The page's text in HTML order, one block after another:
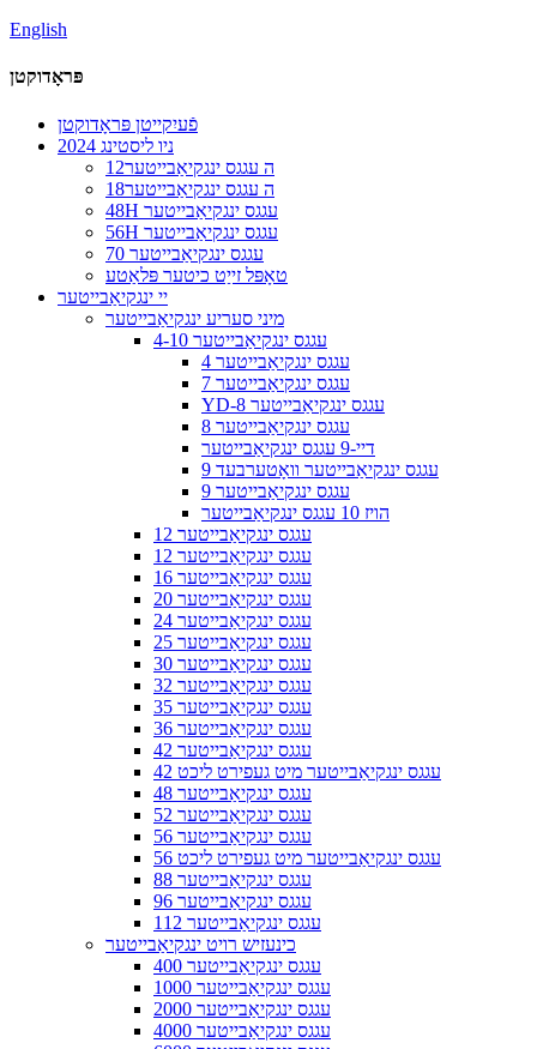
English
פּראָדוקטן
פֿעיִקייטן פּראָדוקטן
2024 ניו ליסטינג
12ה עגגס ינגקיאַבייטער
18ה עגגס ינגקיאַבייטער
48H עגגס ינגקיאַבייטער
56H עגגס ינגקיאַבייטער
70 עגגס ינגקיאַבייטער
טאָפּל זייַט כיטער פּלאַטע
יי ינגקיאַבייטער
מיני סעריע ינגקיאַבייטער
4-10 עגגס ינגקיאַבייטער
4 עגגס ינגקיאַבייטער
7 עגגס ינגקיאַבייטער
YD-8 עגגס ינגקיאַבייטער
8 עגגס ינגקיאַבייטער
דיי-9 עגגס ינגקיאַבייטער
9 עגגס ינגקיאַבייטער וואָטערבעד
9 עגגס ינגקיאַבייטער
הויז 10 עגגס ינגקיאַבייטער
12 עגגס ינגקיאַבייטער
12 עגגס ינגקיאַבייטער
16 עגגס ינגקיאַבייטער
20 עגגס ינגקיאַבייטער
24 עגגס ינגקיאַבייטער
25 עגגס ינגקיאַבייטער
30 עגגס ינגקיאַבייטער
32 עגגס ינגקיאַבייטער
35 עגגס ינגקיאַבייטער
36 עגגס ינגקיאַבייטער
42 עגגס ינגקיאַבייטער
42 עגגס ינגקיאַבייטער מיט געפירט ליכט
48 עגגס ינגקיאַבייטער
52 עגגס ינגקיאַבייטער
56 עגגס ינגקיאַבייטער
56 עגגס ינגקיאַבייטער מיט געפירט ליכט
88 עגגס ינגקיאַבייטער
96 עגגס ינגקיאַבייטער
112 עגגס ינגקיאַבייטער
כינעזיש רויט ינגקיאַבייטער
400 עגגס ינגקיאַבייטער
1000 עגגס ינגקיאַבייטער
2000 עגגס ינגקיאַבייטער
4000 עגגס ינגקיאַבייטער